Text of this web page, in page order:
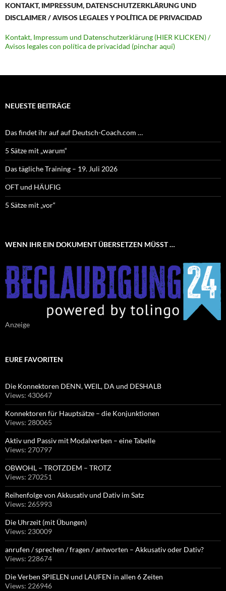
KONTAKT, IMPRESSUM, DATENSCHUTZERKLÄRUNG UND
DISCLAIMER / AVISOS LEGALES Y POLÍTICA DE PRIVACIDAD
Kontakt, Impressum und Datenschutzerklärung (HIER KLICKEN) /
Avisos legales con política de privacidad (pinchar aquí)
NEUESTE BEITRÄGE
Das findet ihr auf auf Deutsch-Coach.com …
5 Sätze mit „warum“
Das tägliche Training – 19. Juli 2026
OFT und HÄUFIG
5 Sätze mit „vor“
WENN IHR EIN DOKUMENT ÜBERSETZEN MÜSST …
Anzeige
EURE FAVORITEN
Die Konnektoren DENN, WEIL, DA und DESHALB
Views: 430647
Konnektoren für Hauptsätze – die Konjunktionen
Views: 280065
Aktiv und Passiv mit Modalverben – eine Tabelle
Views: 270797
OBWOHL – TROTZDEM – TROTZ
Views: 270251
Reihenfolge von Akkusativ und Dativ im Satz
Views: 265993
Die Uhrzeit (mit Übungen)
Views: 230009
anrufen / sprechen / fragen / antworten – Akkusativ oder Dativ?
Views: 228674
Die Verben SPIELEN und LAUFEN in allen 6 Zeiten
Views: 226946